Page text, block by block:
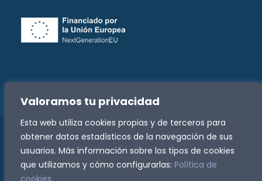
Valoramos tu privacidad
Esta web utiliza cookies propias y de terceros para
obtener datos estadísticos de la navegación de sus
usuarios. Más información sobre los tipos de cookies
que utilizamos y cómo configurarlas: Política de
cookies
Copyright -2026 Fundación José Luis Zazurca | Todos
los derechos reservados
Política de Privacidad |Política de Cookies|